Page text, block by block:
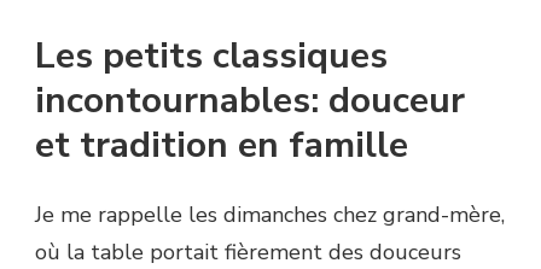
Les petits classiques
incontournables: douceur
et tradition en famille
Je me rappelle les dimanches chez grand-mère,
où la table portait fièrement des douceurs